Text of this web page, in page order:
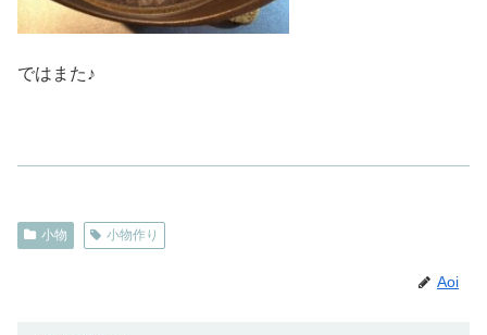
ではまた♪
小物 小物作り
Aoi